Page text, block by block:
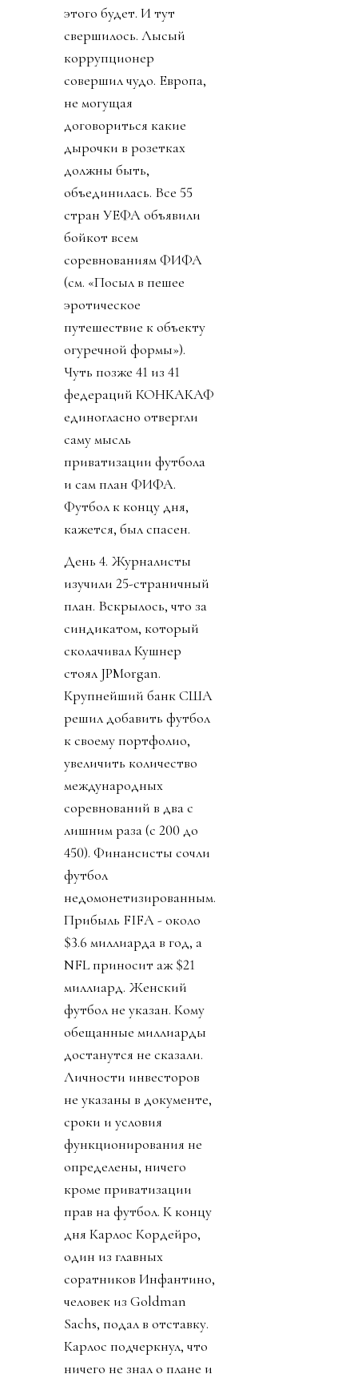
этого будет. И тут
свершилось. Лысый
коррупционер
совершил чудо. Европа,
не могущая
договориться какие
дырочки в розетках
должны быть,
объединилась. Все 55
стран УЕФА объявили
бойкот всем
соревнованиям ФИФА
(см. «Посыл в пешее
эротическое
путешествие к объекту
огуречной формы»).
Чуть позже 41 из 41
федераций КОНКАКАФ
единогласно отвергли
саму мысль
приватизации футбола
и сам план ФИФА.
Футбол к концу дня,
кажется, был спасен.
День 4. Журналисты
изучили 25-страничный
план. Вскрылось, что за
синдикатом, который
сколачивал Кушнер
стоял JPMorgan.
Крупнейший банк США
решил добавить футбол
к своему портфолио,
увеличить количество
международных
соревнований в два с
лишним раза (с 200 до
450). Финансисты сочли
футбол
недомонетизированным.
Прибыль FIFA - около
$3.6 миллиарда в год, а
NFL приносит аж $21
миллиард. Женский
футбол не указан. Кому
обещанные миллиарды
достанутся не сказали.
Личности инвесторов
не указаны в документе,
сроки и условия
функционирования не
определены, ничего
кроме приватизации
прав на футбол. К концу
дня Карлос Кордейро,
один из главных
соратников Инфантино,
человек из Goldman
Sachs, подал в отставку.
Карлос подчеркнул, что
ничего не знал о плане и